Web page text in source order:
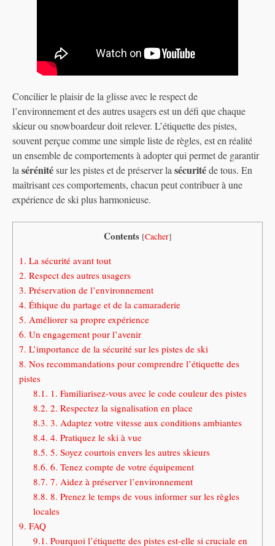
Concilier le plaisir de la glisse avec le respect de
l’environnement et des autres usagers est un défi que chaque
skieur ou snowboardeur doit relever. L’étiquette des pistes,
souvent perçue comme une simple liste de règles, est en réalité
un ensemble de comportements à adopter qui permet de garantir
la sérénitésur les pistes et de préserver la sécuritéde tous. En
maîtrisant ces comportements, chacun peut contribuer à une
expérience de ski plus harmonieuse.
Contents [Cacher]
1. La sécurité avant tout
2. Respect des autres usagers
3. Préservation de l’environnement
4. Éthique du partage et de la camaraderie
5. Améliorer sa propre expérience
6. Un engagement pour l’avenir
7. L’importance de la sécurité sur les pistes de ski
8. Nos recommandations pour comprendre l’étiquette des
pistes
8.1. 1. Familiarisez-vous avec le code couleur des pistes
8.2. 2. Respectez la signalisation en place
8.3. 3. Adaptez votre vitesse aux conditions ambiantes
8.4. 4. Pratiquez le ski à vue
8.5. 5. Soyez courtois envers les autres skieurs
8.6. 6. Tenez compte de votre équipement
8.7. 7. Aidez à préserver l’environnement
8.8. 8. Prenez le temps de vous informer sur les règles
locales
9. FAQ
9.1. Pourquoi l’étiquette des pistes est-elle si cruciale en